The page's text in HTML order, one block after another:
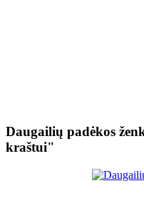
Daugailių padėkos
kraštui"